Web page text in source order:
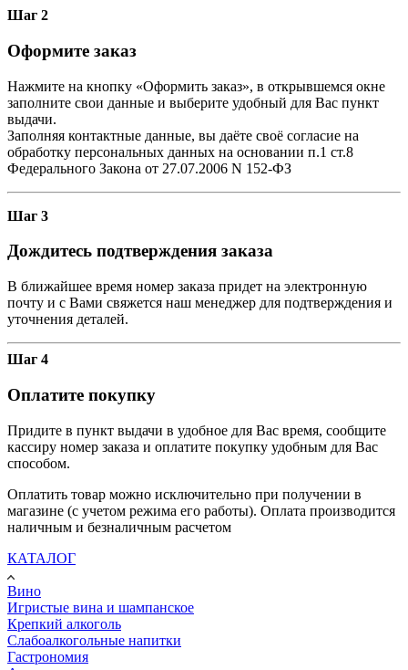
Шаг 2
Оформите заказ
Нажмите на кнопку «Оформить заказ», в открывшемся окне
заполните свои данные и выберите удобный для Вас пункт
выдачи.
Заполняя контактные данные, вы даёте своё согласие на
обработку персональных данных на основании п.1 ст.8
Федерального Закона от 27.07.2006 N 152-ФЗ
Шаг 3
Дождитесь подтверждения заказа
В ближайшее время номер заказа придет на электронную
почту и с Вами свяжется наш менеджер для подтверждения и
уточнения деталей.
Шаг 4
Оплатите покупку
Придите в пункт выдачи в удобное для Вас время, сообщите
кассиру номер заказа и оплатите покупку удобным для Вас
способом.
Оплатить товар можно исключительно при получении в
магазине (с учетом режима его работы). Оплата производится
наличным и безналичным расчетом
КАТАЛОГ
Вино
Игристые вина и шампанское
Крепкий алкоголь
Слабоалкогольные напитки
Гастрономия